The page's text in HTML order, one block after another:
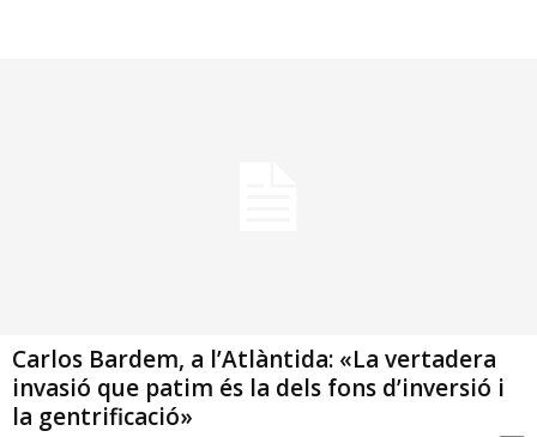
Carlos Bardem, a l’Atlàntida: «La vertadera
invasió que patim és la dels fons d’inversió i
la gentrificació»